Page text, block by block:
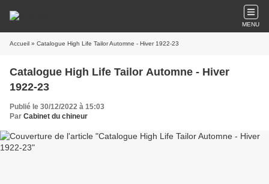
MENU
Accueil » Catalogue High Life Tailor Automne - Hiver 1922-23
Catalogue High Life Tailor Automne - Hiver
1922-23
Publié le 30/12/2022 à 15:03
Par Cabinet du chineur